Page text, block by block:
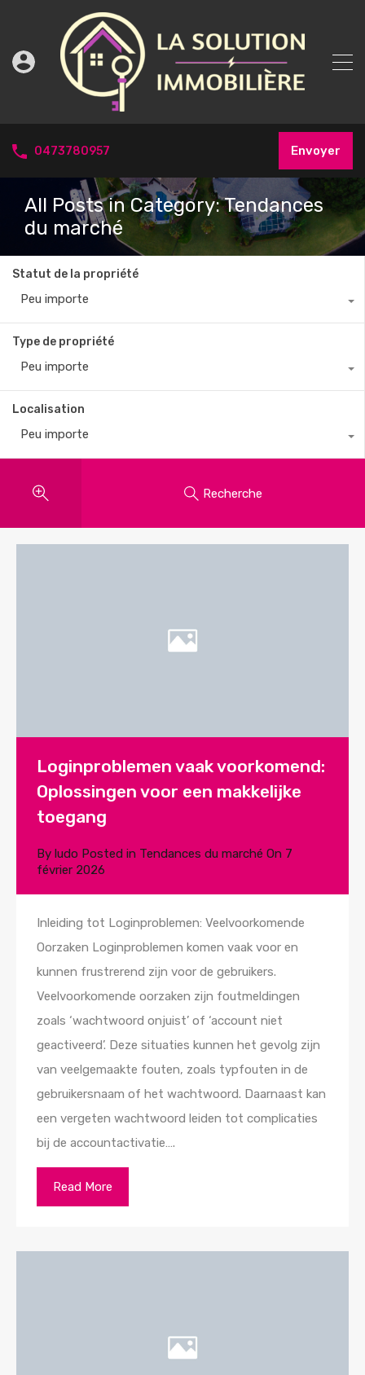
0473780957 Envoyer
All Posts in Category: Tendances
du marché
Statut de la propriété
Peu importe
Type de propriété
Peu importe
Localisation
Peu importe
Recherche
Loginproblemen vaak voorkomend:
Oplossingen voor een makkelijke
toegang
By ludo Posted in Tendances du marché On 7
février 2026
Inleiding tot Loginproblemen: Veelvoorkomende
Oorzaken Loginproblemen komen vaak voor en
kunnen frustrerend zijn voor de gebruikers.
Veelvoorkomende oorzaken zijn foutmeldingen
zoals ‘wachtwoord onjuist’ of ‘account niet
geactiveerd’. Deze situaties kunnen het gevolg zijn
van veelgemaakte fouten, zoals typfouten in de
gebruikersnaam of het wachtwoord. Daarnaast kan
een vergeten wachtwoord leiden tot complicaties
bij de accountactivatie….
Read More